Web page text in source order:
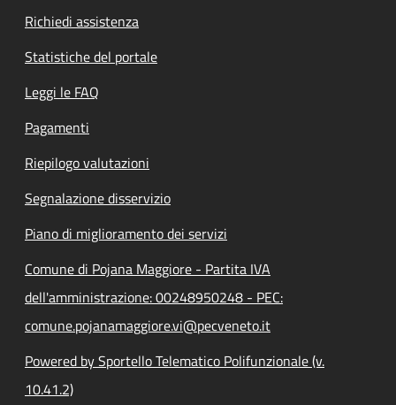
Richiedi assistenza
Statistiche del portale
Leggi le FAQ
Pagamenti
Riepilogo valutazioni
Segnalazione disservizio
Piano di miglioramento dei servizi
Comune di Pojana Maggiore - Partita IVA
dell'amministrazione: 00248950248 - PEC:
comune.pojanamaggiore.vi@pecveneto.it
Powered by Sportello Telematico Polifunzionale (v.
10.41.2)